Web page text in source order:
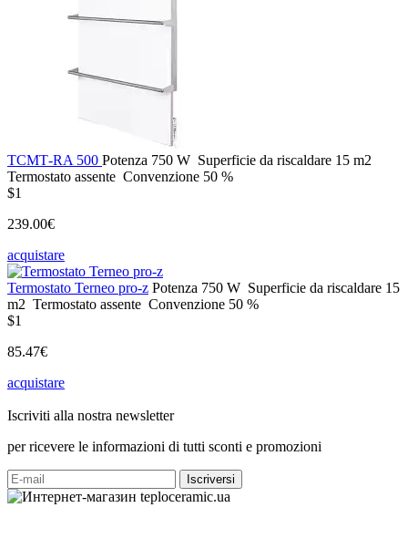
ТСМТ-RA 500 Potenza 750 W Superficie da riscaldare 15 m2
Termostato assente Convenzione 50 %
$1
239.00€
acquistare
Termostato Terneo pro-z Potenza 750 W Superficie da riscaldare 15
m2 Termostato assente Convenzione 50 %
$1
85.47€
acquistare
Iscriviti alla nostra newsletter
per ricevere le informazioni di tutti sconti e promozioni